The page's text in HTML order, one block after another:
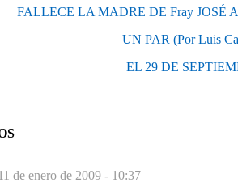
FALLECE LA MADRE DE Fray JOSÉ
UN PAR (Por Luis
EL 29 DE
de enero de 2009 - 10:37